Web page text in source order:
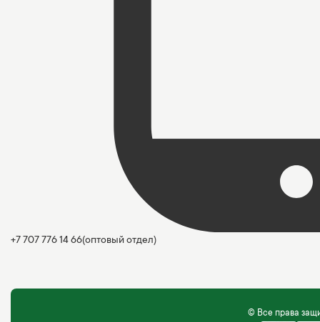
+7 707 776 14 66(оптовый отдел)
© Все права